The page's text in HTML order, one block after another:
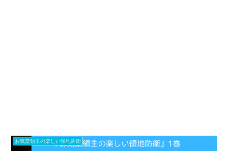
お気楽領主の楽しい領地防衛